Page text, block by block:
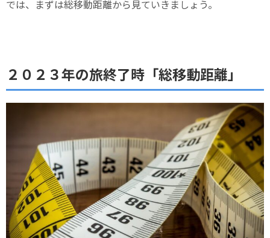
では、まずは総移動距離から見ていきましょう。
２０２３年の旅終了時「総移動距離」